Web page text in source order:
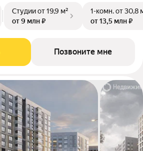
Студииот 19,9 м²
от 9 млн ₽
1-комн.от 30,8
от 13,5 млн ₽
Позвоните мне